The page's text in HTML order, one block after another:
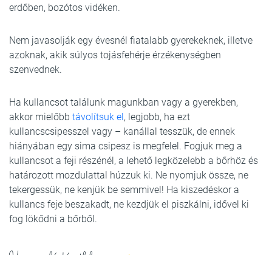
erdőben, bozótos vidéken.
Nem javasolják egy évesnél fiatalabb gyerekeknek, illetve
azoknak, akik súlyos tojásfehérje érzékenységben
szenvednek.
Ha kullancsot találunk magunkban vagy a gyerekben,
akkor mielőbb távolítsuk el , legjobb, ha ezt
kullancscsipesszel vagy – kanállal tesszük, de ennek
hiányában egy sima csipesz is megfelel. Fogjuk meg a
kullancsot a feji részénél, a lehető legközelebb a bőrhöz és
határozott mozdulattal húzzuk ki. Ne nyomjuk össze, ne
tekergessük, ne kenjük be semmivel! Ha kiszedéskor a
kullancs feje beszakadt, ne kezdjük el piszkálni, idővel ki
fog lökődni a bőrből.